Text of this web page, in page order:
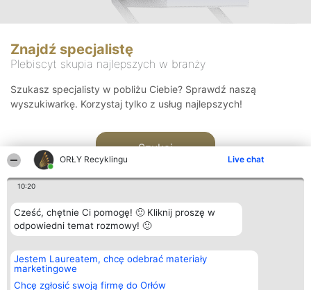
ORŁY Recyklingu Live chat
10:20
Cześć, chętnie Ci pomogę! 🙂 Kliknij proszę w
odpowiedni temat rozmowy! 🙂
Jestem Laureatem, chcę odebrać materiały
marketingowe
Chcę zgłosić swoją firmę do Orłów
Znajdź specjalistę
Plebiscyt skupia najlepszych w branży
Szukasz specjalisty w pobliżu Ciebie? Sprawdź naszą
wyszukiwarkę. Korzystaj tylko z usług najlepszych!
Szukaj
Organizator plebiscytu
Bright Side Solutions sp. z o.
o. sp. k.
ul. Ruska 22
Plebiscyt
Laureaci
wszystkich
Kontakt
Kontakt